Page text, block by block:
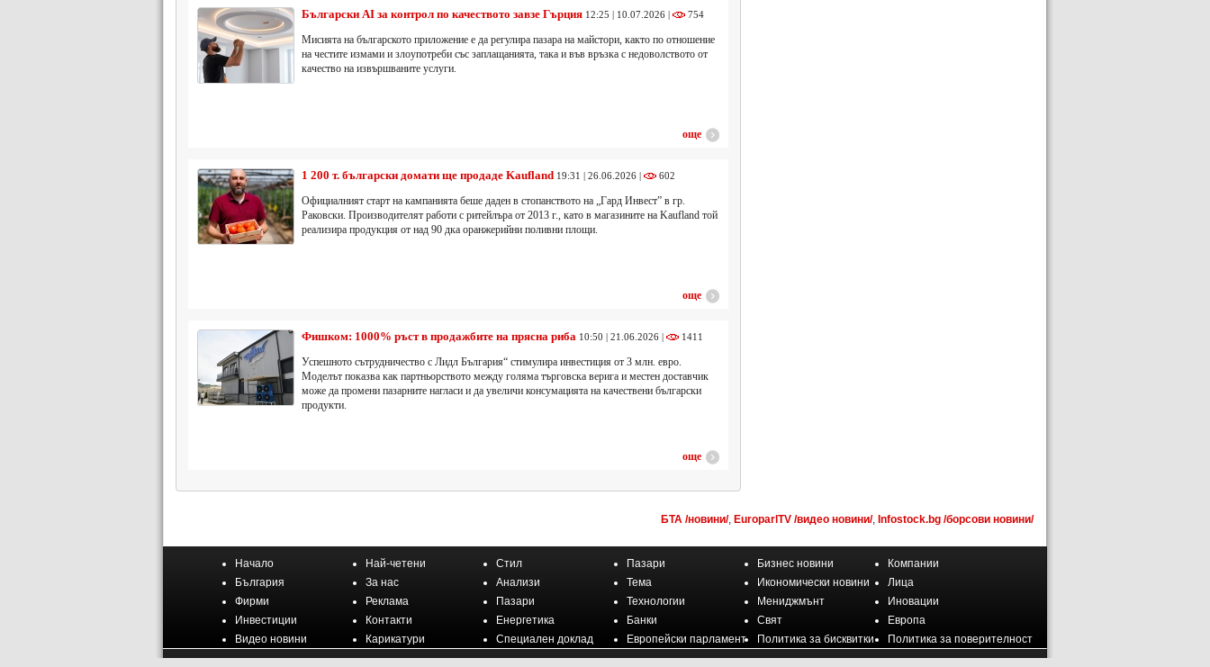
Български AI за контрол по качеството завзе Гърция 12:25 | 10.07.2026 | 754
Мисията на българското приложение е да регулира пазара на майстори, както по отношение
на честите измами и злоупотреби със заплащанията, така и във връзка с недоволството от
качество на извършваните услуги.
още
1 200 т. български домати ще продаде Kaufland 19:31 | 26.06.2026 | 602
Официалният старт на кампанията беше даден в стопанството на „Гард Инвест” в гр.
Раковски. Производителят работи с ритейлъра от 2013 г., като в магазините на Kaufland той
реализира продукция от над 90 дка оранжерийни поливни площи.
още
Фишком: 1000% ръст в продажбите на прясна риба 10:50 | 21.06.2026 | 1411
Успешното сътрудничество с Лидл България“ стимулира инвестиция от 3 млн. евро.
Моделът показва как партньорството между голяма търговска верига и местен доставчик
може да промени пазарните нагласи и да увеличи консумацията на качествени български
продукти.
още
БТА /новини/, EuroparlTV /видео новини/, Infostock.bg /борсови новини/
Начало Най-четени Стил Пазари Бизнес новини
Компании
България
За нас Анализи Тема Икономически новини
Лица
Фирми
Реклама Пазари Технологии Мениджмънт
Иновации
Инвестиции
Контакти Енергетика Банки Свят
Европа
Видео новини
Карикатури Специален доклад Европейски парламент Политика за бисквитки Политика за поверителност